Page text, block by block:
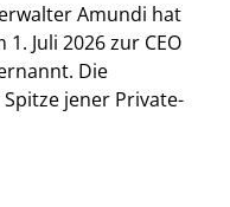
Amundi hat
Juli 2026 zur CEO
Die
jener Private-